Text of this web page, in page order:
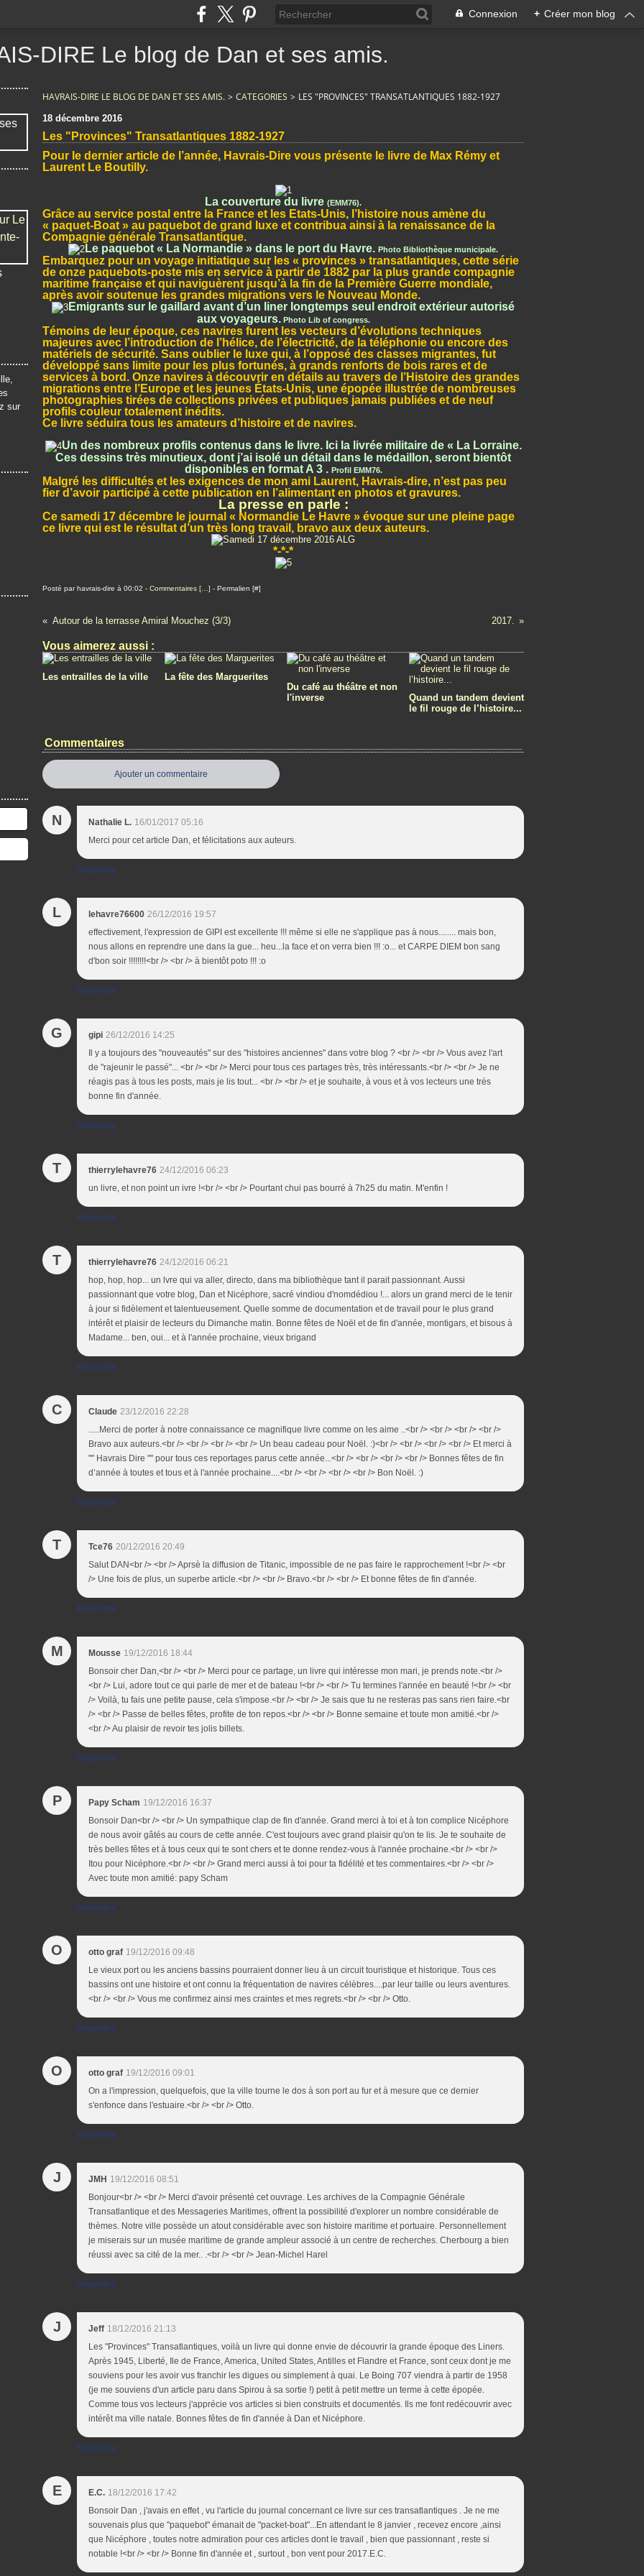
Connexion + Créer mon blog
DIRE Le blog de Dan et ses amis.
sur
HAVRAIS-DIRE LE BLOG DE DAN ET SES AMIS. > CATEGORIES > LES "PROVINCES" TRANSATLANTIQUES 1882-1927
18 décembre 2016
Les "Provinces" Transatlantiques 1882-1927
Pour le dernier article de l’année, Havrais-Dire vous présente le livre de Max Rémy et
Laurent Le Boutilly.
La couverture du livre (EMM76).
Grâce au service postal entre la France et les Etats-Unis, l’histoire nous amène du
« paquet-Boat » au paquebot de grand luxe et contribua ainsi à la renaissance de la
Compagnie générale Transatlantique.
Le paquebot « La Normandie » dans le port du Havre. Photo Bibliothèque municipale.
Embarquez pour un voyage initiatique sur les « provinces » transatlantiques, cette série
de onze paquebots-poste mis en service à partir de 1882 par la plus grande compagnie
maritime française et qui naviguèrent jusqu’à la fin de la Première Guerre mondiale,
après avoir soutenue les grandes migrations vers le Nouveau Monde.
Emigrants sur le gaillard avant d’un liner longtemps seul endroit extérieur autorisé
aux voyageurs.Photo Lib of congress.
Témoins de leur époque, ces navires furent les vecteurs d’évolutions techniques
majeures avec l’introduction de l’hélice, de l’électricité, de la téléphonie ou encore des
matériels de sécurité. Sans oublier le luxe qui, à l’opposé des classes migrantes, fut
développé sans limite pour les plus fortunés, à grands renforts de bois rares et de
services à bord. Onze navires à découvrir en détails au travers de l’Histoire des grandes
migrations entre l’Europe et les jeunes États-Unis, une épopée illustrée de nombreuses
photographies tirées de collections privées et publiques jamais publiées et de neuf
profils couleur totalement inédits.
Ce livre séduira tous les amateurs d’histoire et de navires.
Un des nombreux profils contenus dans le livre. Ici la livrée militaire de « La Lorraine.
Ces dessins très minutieux, dont j’ai isolé un détail dans le médaillon, seront bientôt
disponibles en format A 3 . Profil EMM76.
Malgré les difficultés et les exigences de mon ami Laurent, Havrais-dire, n’est pas peu
fier d’avoir participé à cette publication en l’alimentant en photos et gravures.
La presse en parle :
Ce samedi 17 décembre le journal « Normandie Le Havre » évoque sur une pleine page
ce livre qui est le résultat d’un très long travail, bravo aux deux auteurs.
*-*-*
Posté par havrais-dire à 00:02 - Commentaires [ ] - Permalien [#]
Autour de la terrasse Amiral Mouchez (3/3) 2017.
Vous aimerez aussi :
Les entrailles de la ville
La fête des Marguerites
Du café au théâtre et non
l'inverse
Quand un tandem devient
le fil rouge de l’histoire...
Commentaires
Ajouter un commentaire
N Nathalie L. 16/01/2017 05:16
Merci pour cet article Dan, et félicitations aux auteurs.
Répondre
L lehavre76600 26/12/2016 19:57
effectivement, l'expression de GIPI est excellente !!! même si elle ne s'applique pas à nous........ mais bon,
nous allons en reprendre une dans la gue... heu...la face et on verra bien !!! :o... et CARPE DIEM bon sang
d'bon soir !!!!!!!!<br /> <br /> à bientôt poto !!! :o
Répondre
G gipi 26/12/2016 14:25
Il y a toujours des "nouveautés" sur des "histoires anciennes" dans votre blog ? <br /> <br /> Vous avez l'art
de "rajeunir le passé"... <br /> <br /> Merci pour tous ces partages très, très intéressants.<br /> <br /> Je ne
réagis pas à tous les posts, mais je lis tout... <br /> <br /> et je souhaite, à vous et à vos lecteurs une très
bonne fin d'année.
Répondre
T thierrylehavre76 24/12/2016 06:23
un livre, et non point un ivre !<br /> <br /> Pourtant chui pas bourré à 7h25 du matin. M'enfin !
Répondre
T thierrylehavre76 24/12/2016 06:21
hop, hop, hop... un lvre qui va aller, directo, dans ma bibliothèque tant il parait passionnant. Aussi
passionnant que votre blog, Dan et Nicéphore, sacré vindiou d'nomdédiou !... alors un grand merci de le tenir
à jour si fidèlement et talentueusement. Quelle somme de documentation et de travail pour le plus grand
intérêt et plaisir de lecteurs du Dimanche matin. Bonne fêtes de Noël et de fin d'année, montigars, et bisous à
Madame... ben, oui... et à l'année prochaine, vieux brigand
Répondre
C Claude 23/12/2016 22:28
.....Merci de porter à notre connaissance ce magnifique livre comme on les aime ..<br /> <br /> <br /> <br />
Bravo aux auteurs.<br /> <br /> <br /> <br /> Un beau cadeau pour Noël. :)<br /> <br /> <br /> <br /> Et merci à
"" Havrais Dire "" pour tous ces reportages parus cette année...<br /> <br /> <br /> <br /> Bonnes fêtes de fin
d’année à toutes et tous et à l'année prochaine....<br /> <br /> <br /> <br /> Bon Noël. :)
Répondre
T Tce76 20/12/2016 20:49
Salut DAN<br /> <br /> Aprsè la diffusion de Titanic, impossible de ne pas faire le rapprochement !<br /> <br
/> Une fois de plus, un superbe article.<br /> <br /> Bravo.<br /> <br /> Et bonne fêtes de fin d'année.
Répondre
M Mousse 19/12/2016 18:44
Bonsoir cher Dan,<br /> <br /> Merci pour ce partage, un livre qui intéresse mon mari, je prends note.<br />
<br /> Lui, adore tout ce qui parle de mer et de bateau !<br /> <br /> Tu termines l'année en beauté !<br /> <br
/> Voilà, tu fais une petite pause, cela s'impose.<br /> <br /> Je sais que tu ne resteras pas sans rien faire.<br
/> <br /> Passe de belles fêtes, profite de ton repos.<br /> <br /> Bonne semaine et toute mon amitié.<br />
<br /> Au plaisir de revoir tes jolis billets.
Répondre
P Papy Scham 19/12/2016 16:37
Bonsoir Dan<br /> <br /> Un sympathique clap de fin d'année. Grand merci à toi et à ton complice Nicéphore
de nous avoir gâtés au cours de cette année. C'est toujours avec grand plaisir qu'on te lis. Je te souhaite de
très belles fêtes et à tous ceux qui te sont chers et te donne rendez-vous à l'année prochaine.<br /> <br />
Itou pour Nicéphore.<br /> <br /> Grand merci aussi à toi pour ta fidélité et tes commentaires.<br /> <br />
Avec toute mon amitié: papy Scham
Répondre
O otto graf 19/12/2016 09:48
Le vieux port ou les anciens bassins pourraient donner lieu à un circuit touristique et historique. Tous ces
bassins ont une histoire et ont connu la fréquentation de navires célèbres....par leur taille ou leurs aventures.
<br /> <br /> Vous me confirmez ainsi mes craintes et mes regrets.<br /> <br /> Otto.
Répondre
O otto graf 19/12/2016 09:01
On a l'impression, quelquefois, que la ville tourne le dos à son port au fur et à mesure que ce dernier
s'enfonce dans l'estuaire.<br /> <br /> Otto.
Répondre
J JMH 19/12/2016 08:51
Bonjour<br /> <br /> Merci d'avoir présenté cet ouvrage. Les archives de la Compagnie Générale
Transatlantique et des Messageries Maritimes, offrent la possibilité d'explorer un nombre considérable de
thèmes. Notre ville possède un atout considérable avec son histoire maritime et portuaire. Personnellement
je miserais sur un musée maritime de grande ampleur associé à un centre de recherches. Cherbourg a bien
réussi avec sa cité de la mer.. .<br /> <br /> Jean-Michel Harel
Répondre
J Jeff 18/12/2016 21:13
Les "Provinces" Transatlantiques, voilà un livre qui donne envie de découvrir la grande époque des Liners.
Après 1945, Liberté, Ile de France, America, United States, Antilles et Flandre et France, sont ceux dont je me
souviens pour les avoir vus franchir les digues ou simplement à quai. Le Boing 707 viendra à partir de 1958
(je me souviens d'un article paru dans Spirou à sa sortie !) petit à petit mettre un terme à cette épopée.
Comme tous vos lecteurs j'apprécie vos articles si bien construits et documentés. Ils me font redécouvrir avec
intérêt ma ville natale. Bonnes fêtes de fin d'année à Dan et Nicéphore.
Répondre
E E.C. 18/12/2016 17:42
Bonsoir Dan , j'avais en effet , vu l'article du journal concernant ce livre sur ces transatlantiques . Je ne me
souvenais plus que "paquebot" émanait de "packet-boat"...En attendant le 8 janvier , recevez encore ,ainsi
que Nicéphore , toutes notre admiration pour ces articles dont le travail , bien que passionnant , reste si
notable !<br /> <br /> Bonne fin d'année et , surtout , bon vent pour 2017.E.C.